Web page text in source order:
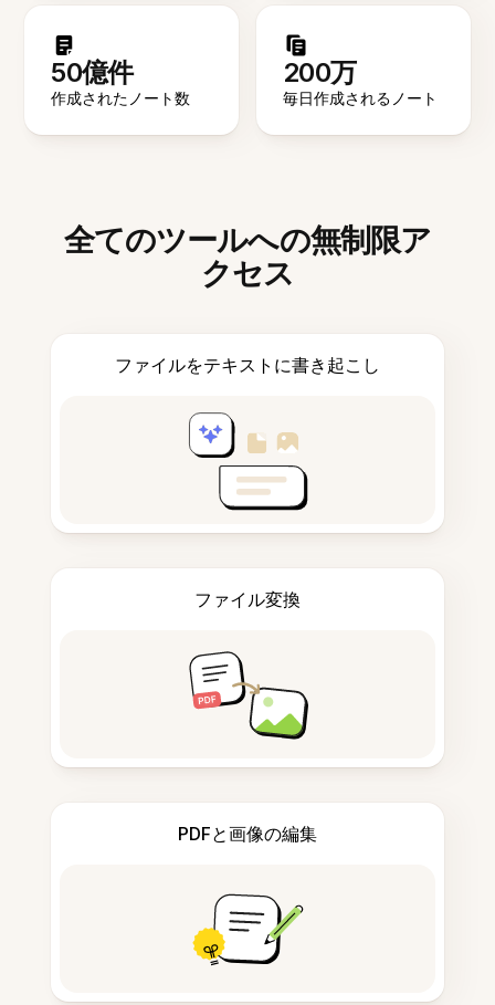
50億件
作成されたノート数
200万
毎日作成されるノート
全てのツールへの無制限ア
クセス
ファイルをテキストに書き起こし
ファイル変換
PDFと画像の編集